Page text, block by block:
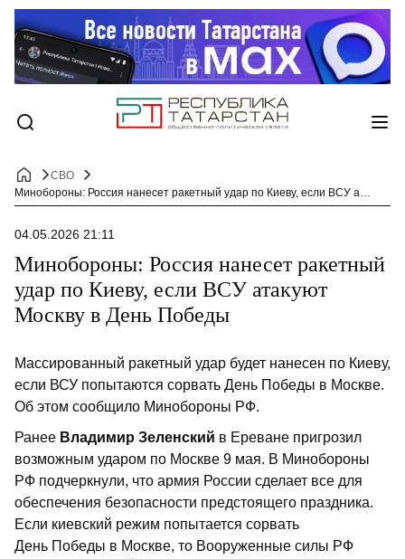
СВО
Минобороны: Россия нанесет ракетный удар по Киеву, если ВСУ атакуют Москву в День Победы
04.05.2026 21:11
Минобороны: Россия нанесет ракетный
удар по Киеву, если ВСУ атакуют
Москву в День Победы
Массированный ракетный удар будет нанесен по Киеву,
если ВСУ попытаются сорвать День Победы в Москве.
Об этом сообщило Минобороны РФ.
Ранее Владимир Зеленский в Ереване пригрозил
возможным ударом по Москве 9 мая. В Минобороны
РФ подчеркнули, что армия России сделает все для
обеспечения безопасности предстоящего праздника.
Если киевский режим попытается сорвать
День Победы в Москве, то Вооруженные силы РФ